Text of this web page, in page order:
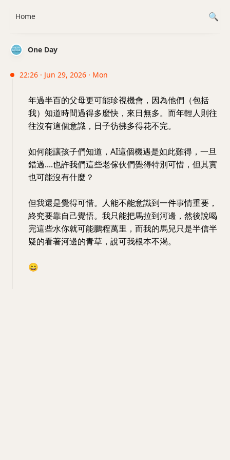
One Day
22:26 · Jun 29, 2026 · Mon
年過半百的父母更可能珍視機會，因為他們（包括
我）知道時間過得多麼快，來日無多。而年輕人則往
往沒有這個意識，日子彷彿多得花不完。
如何能讓孩子們知道，AI這個機遇是如此難得，一旦
錯過....也許我們這些老傢伙們覺得特別可惜，但其實
也可能沒有什麼？
但我還是覺得可惜。人能不能意識到一件事情重要，
終究要靠自己覺悟。我只能把馬拉到河邊，然後說喝
完這些水你就可能鵬程萬里，而我的馬兒只是半信半
疑的看著河邊的青草，說可我根本不渴。
😄
Home